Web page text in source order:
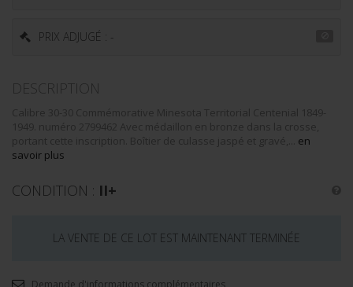
PRIX ADJUGÉ : -
DESCRIPTION
Calibre 30-30 Commémorative Minesota Territorial Centenial 1849-
1949. numéro 2799462 Avec médaillon en bronze dans la crosse,
portant cette inscription. Boîtier de culasse jaspé et gravé,... en
savoir plus
CONDITION : II+
LA VENTE DE CE LOT EST MAINTENANT TERMINÉE
Demande d'informations complémentaires